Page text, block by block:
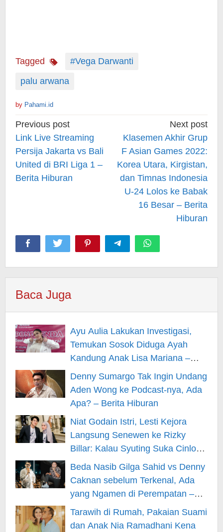
Tagged
#Vega Darwanti
palu arwana
by Pahami.id
Post
navigation
Previous post
Link Live Streaming
Persija Jakarta vs Bali
United di BRI Liga 1 –
Berita Hiburan
Next post
Klasemen Akhir Grup
F Asian Games 2022:
Korea Utara, Kirgistan,
dan Timnas Indonesia
U-24 Lolos ke Babak
16 Besar – Berita
Hiburan
Baca Juga
Ayu Aulia Lakukan Investigasi,
Temukan Sosok Diduga Ayah
Kandung Anak Lisa Mariana –
Berita Hiburan
Denny Sumargo Tak Ingin Undang
Aden Wong ke Podcast-nya, Ada
Apa? – Berita Hiburan
Niat Godain Istri, Lesti Kejora
Langsung Senewen ke Rizky
Billar: Kalau Syuting Suka Cinlok?
– Berita Hiburan
Beda Nasib Gilga Sahid vs Denny
Caknan sebelum Terkenal, Ada
yang Ngamen di Perempatan –
Berita Hiburan
Tarawih di Rumah, Pakaian Suami
dan Anak Nia Ramadhani Kena